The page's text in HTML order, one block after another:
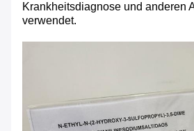
Krankheitsdiagnose und anderen
verwendet.